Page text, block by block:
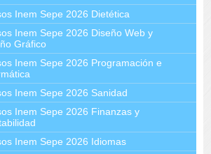
Inem Sepe 2026 Dietética
Inem Sepe 2026 Diseño Web y
Gráfico
Inem Sepe 2026 Programación e
Inem Sepe 2026 Sanidad
Inem Sepe 2026 Finanzas y
Inem Sepe 2026 Idiomas